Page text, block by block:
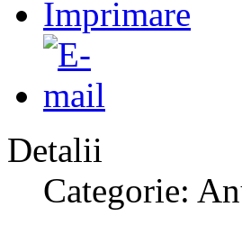
Detalii
Categorie: